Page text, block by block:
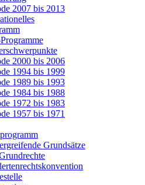
2007 bis 2013
2000 bis 2006
1994 bis 1999
1989 bis 1993
1984 bis 1988
1972 bis 1983
1957 bis 1971
Grund­sät­ze